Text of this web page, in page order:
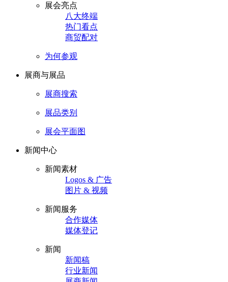
展会亮点
八大终端
热门看点
商贸配对
为何参观
展商与展品
展商搜索
展品类别
展会平面图
新闻中心
新闻素材
Logos & 广告
图片 & 视频
新闻服务
合作媒体
媒体登记
新闻
新闻稿
行业新闻